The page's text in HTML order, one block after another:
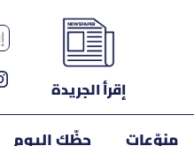
إقرأ الجريدة
منوّعات حظّك اليوم